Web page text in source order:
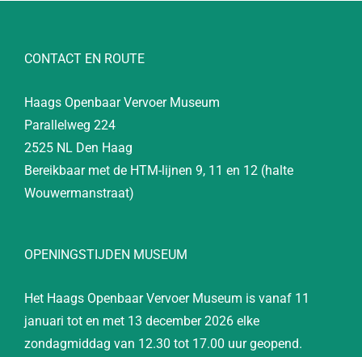
CONTACT EN ROUTE
Haags Openbaar Vervoer Museum
Parallelweg 224
2525 NL Den Haag
Bereikbaar met de HTM-lijnen 9, 11 en 12 (halte
Wouwermanstraat)
OPENINGSTIJDEN MUSEUM
Het Haags Openbaar Vervoer Museum is vanaf 11
januari tot en met 13 december 2026 elke
zondagmiddag van 12.30 tot 17.00 uur geopend.